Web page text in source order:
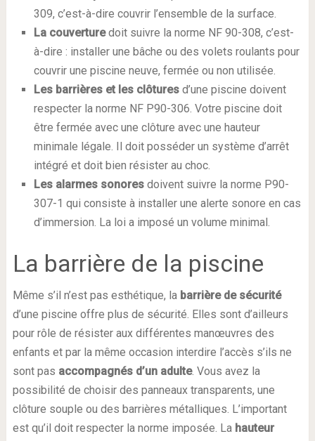
309, c’est-à-dire couvrir l’ensemble de la surface.
La couverturedoit suivre la norme NF 90-308, c’est-
à-dire : installer une bâche ou des volets roulants pour
couvrir une piscine neuve, fermée ou non utilisée.
Les barrières et les clôturesd’une piscine doivent
respecter la norme NF P90-306. Votre piscine doit
être fermée avec une clôture avec une hauteur
minimale légale. Il doit posséder un système d’arrêt
intégré et doit bien résister au choc.
Les alarmes sonoresdoivent suivre la norme P90-
307-1 qui consiste à installer une alerte sonore en cas
d’immersion. La loi a imposé un volume minimal.
La barrière de la piscine
Même s’il n’est pas esthétique, la barrière de sécurité
d’une piscine offre plus de sécurité. Elles sont d’ailleurs
pour rôle de résister aux différentes manœuvres des
enfants et par la même occasion interdire l’accès s’ils ne
sont pas accompagnés d’un adulte. Vous avez la
possibilité de choisir des panneaux transparents, une
clôture souple ou des barrières métalliques. L’important
est qu’il doit respecter la norme imposée. La hauteur